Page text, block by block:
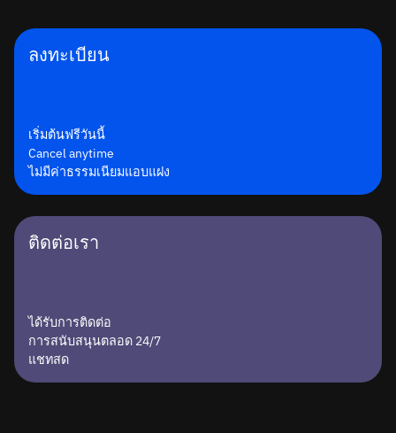
ลงทะเบียน
เริ่มต้นฟรีวันนี้
Cancel anytime
ไม่มีค่าธรรมเนียมแอบแฝง
ติดต่อเรา
ได้รับการติดต่อ
การสนับสนุนตลอด 24/7
แชทสด